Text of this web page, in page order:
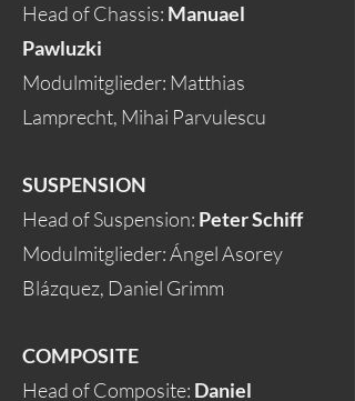
Head of Chassis: Manuael
Pawluzki
Modulmitglieder: Matthias
Lamprecht, Mihai Parvulescu
SUSPENSION
Head of Suspension: Peter Schiff
Modulmitglieder: Ángel Asorey
Blázquez, Daniel Grimm
COMPOSITE
Head of Composite: Daniel